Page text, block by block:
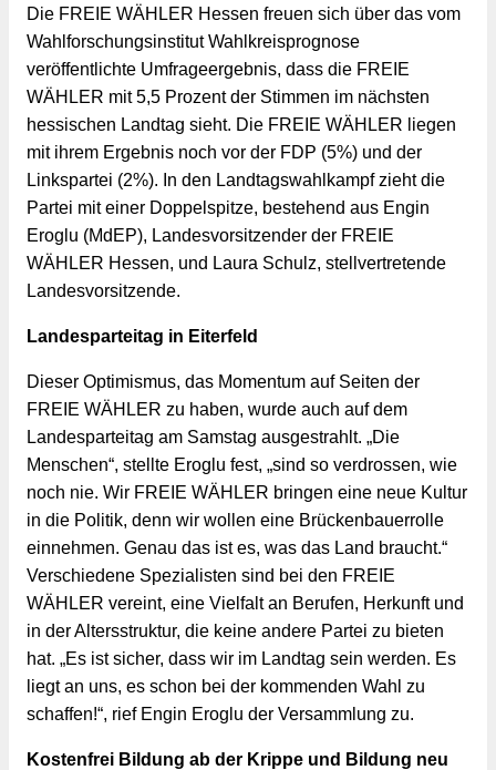
Die FREIE WÄHLER Hessen freuen sich über das vom
Wahlforschungsinstitut Wahlkreisprognose
veröffentlichte Umfrageergebnis, dass die FREIE
WÄHLER mit 5,5 Prozent der Stimmen im nächsten
hessischen Landtag sieht. Die FREIE WÄHLER liegen
mit ihrem Ergebnis noch vor der FDP (5%) und der
Linkspartei (2%). In den Landtagswahlkampf zieht die
Partei mit einer Doppelspitze, bestehend aus Engin
Eroglu (MdEP), Landesvorsitzender der FREIE
WÄHLER Hessen, und Laura Schulz, stellvertretende
Landesvorsitzende.
Landesparteitag in Eiterfeld
Dieser Optimismus, das Momentum auf Seiten der
FREIE WÄHLER zu haben, wurde auch auf dem
Landesparteitag am Samstag ausgestrahlt. „Die
Menschen“, stellte Eroglu fest, „sind so verdrossen, wie
noch nie. Wir FREIE WÄHLER bringen eine neue Kultur
in die Politik, denn wir wollen eine Brückenbauerrolle
einnehmen. Genau das ist es, was das Land braucht.“
Verschiedene Spezialisten sind bei den FREIE
WÄHLER vereint, eine Vielfalt an Berufen, Herkunft und
in der Altersstruktur, die keine andere Partei zu bieten
hat. „Es ist sicher, dass wir im Landtag sein werden. Es
liegt an uns, es schon bei der kommenden Wahl zu
schaffen!“, rief Engin Eroglu der Versammlung zu.
Kostenfrei Bildung ab der Krippe und Bildung neu